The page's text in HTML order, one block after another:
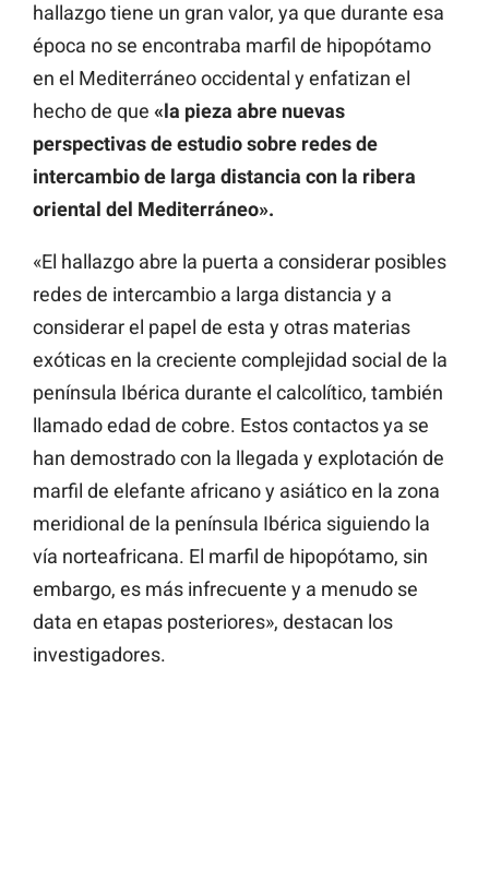
hallazgo tiene un gran valor, ya que durante esa
época no se encontraba marfil de hipopótamo
en el Mediterráneo occidental y enfatizan el
hecho de que «la pieza abre nuevas
perspectivas de estudio sobre redes de
intercambio de larga distancia con la ribera
oriental del Mediterráneo».
«El hallazgo abre la puerta a considerar posibles
redes de intercambio a larga distancia y a
considerar el papel de esta y otras materias
exóticas en la creciente complejidad social de la
península Ibérica durante el calcolítico, también
llamado edad de cobre. Estos contactos ya se
han demostrado con la llegada y explotación de
marfil de elefante africano y asiático en la zona
meridional de la península Ibérica siguiendo la
vía norteafricana. El marfil de hipopótamo, sin
embargo, es más infrecuente y a menudo se
data en etapas posteriores», destacan los
investigadores.